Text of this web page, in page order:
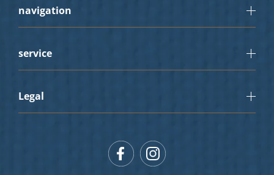
navigation
service
Legal
FacebookInstagram